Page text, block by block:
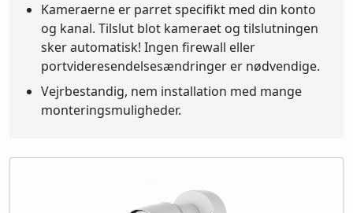
Kameraerne er parret specifikt med din konto
og kanal. Tilslut blot kameraet og tilslutningen
sker automatisk! Ingen firewall eller
portvideresendelsesændringer er nødvendige.
Vejrbestandig, nem installation med mange
monteringsmuligheder.